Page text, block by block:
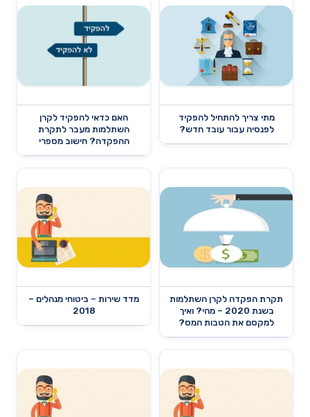
מתי צריך להתחיל להפקיד
לפנסיה עבור עובד חדש?
האם כדאי להפקיד לקרן
השתלמות מעבר לתקרת
ההפקדה? חישוב מספרי
תקרת הפקדה לקרן השתלמות
בשנת 2020 – מהי? ואיך
למקסם את הטבות המס?
מדד שירות – ביטוחי מנהלים –
2018